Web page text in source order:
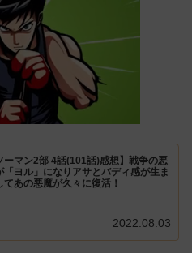
ーマン2部 4話(101話)感想】戦争の悪
「ヨル」になりアサとバディ感が生ま
てあの悪魔が久々に復活！
2022.08.03